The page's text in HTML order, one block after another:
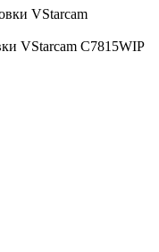
VStarcam
VStarcam C7815WIP